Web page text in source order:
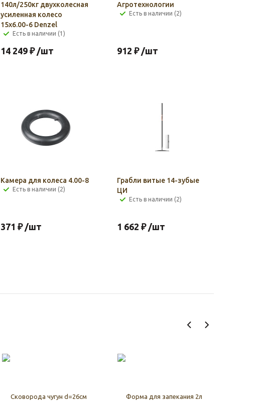
140л/250кг двухколесная
усиленная колесо
15х6.00-6 Denzel
Есть в наличии (1)
14 249 ₽ /шт
Агротехнологии
Есть в наличии (2)
912 ₽ /шт
Камера для колеса 4.00-8
Есть в наличии (2)
371 ₽ /шт
Грабли витые 14-зубые
ЦИ
Есть в наличии (2)
1 662 ₽ /шт